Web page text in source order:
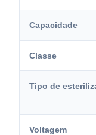
Capacidade
Classe
Tipo de
Voltagem